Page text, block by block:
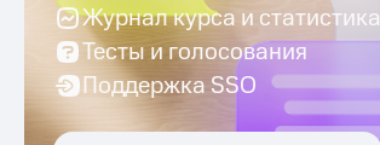
Журнал курса и статистика
Тесты и голосования
Поддержка SSO